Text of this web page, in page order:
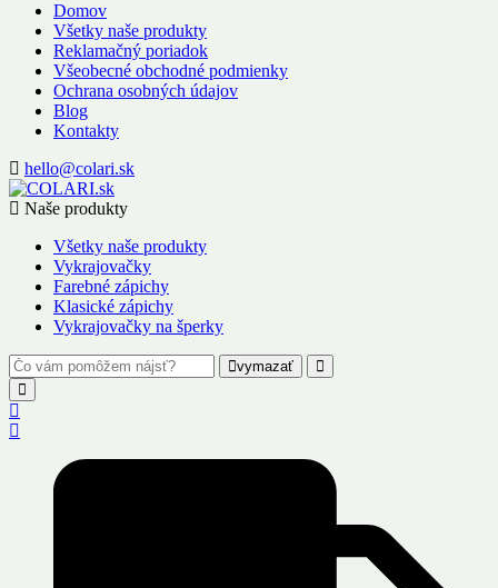
Domov
Všetky naše produkty
Reklamačný poriadok
Všeobecné obchodné podmienky
Ochrana osobných údajov
Blog
Kontakty
hello@colari.sk
Naše produkty
Všetky naše produkty
Vykrajovačky
Farebné zápichy
Klasické zápichy
Vykrajovačky na šperky
vymazať